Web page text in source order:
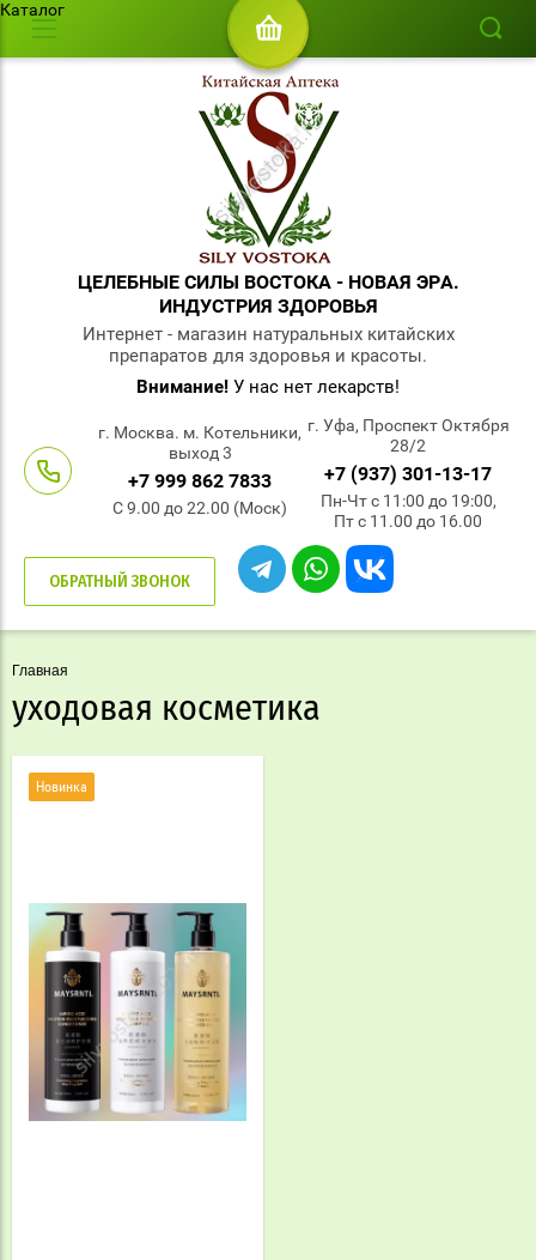
Каталог
ЦЕЛЕБНЫЕ СИЛЫ ВОСТОКА - НОВАЯ ЭРА.
ИНДУСТРИЯ ЗДОРОВЬЯ
Интернет - магазин натуральных китайских
препаратов для здоровья и красоты.
Внимание! У нас нет лекарств!
г. Москва. м. Котельники,
выход 3
+7 999 862 7833
С 9.00 до 22.00 (Моск)
г. Уфа, Проспект Октября
28/2
+7 (937) 301-13-17
Пн-Чт с 11:00 до 19:00,
Пт с 11.00 до 16.00
ОБРАТНЫЙ ЗВОНОК
Главная
уходовая косметика
Новинка